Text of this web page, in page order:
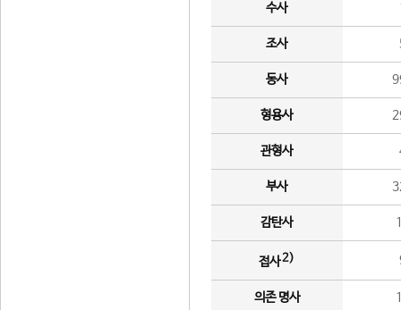
수사
조사
동사
형용사
관형사
부사
감탄사
접사2)
의존 명사